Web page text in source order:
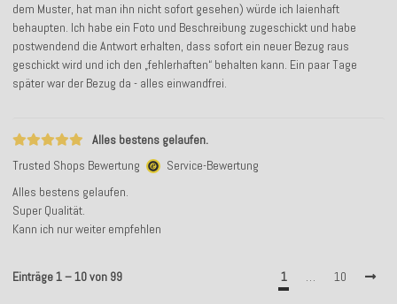
dem Muster, hat man ihn nicht sofort gesehen) würde ich laienhaft
behaupten. Ich habe ein Foto und Beschreibung zugeschickt und habe
postwendend die Antwort erhalten, dass sofort ein neuer Bezug raus
geschickt wird und ich den „fehlerhaften“ behalten kann. Ein paar Tage
später war der Bezug da - alles einwandfrei.
Alles bestens gelaufen.
Trusted Shops Bewertung
Service-Bewertung
Alles bestens gelaufen.
Super Qualität.
Kann ich nur weiter empfehlen
Einträge 1 – 10 von 99 1 … 10